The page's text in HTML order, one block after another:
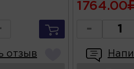
отзыв
1764.00
-